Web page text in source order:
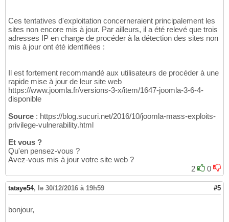
Ces tentatives d'exploitation concerneraient principalement les
sites non encore mis à jour. Par ailleurs, il a été relevé que trois
adresses IP en charge de procéder à la détection des sites non
mis à jour ont été identifiées :
Il est fortement recommandé aux utilisateurs de procéder à une
rapide mise à jour de leur site web
https://www.joomla.fr/versions-3-x/item/1647-joomla-3-6-4-
disponible
Source : https://blog.sucuri.net/2016/10/joomla-mass-exploits-
privilege-vulnerability.html
Et vous ?
Qu'en pensez-vous ?
Avez-vous mis à jour votre site web ?
2
0
tataye54, le 30/12/2016 à 19h59 #5
bonjour,